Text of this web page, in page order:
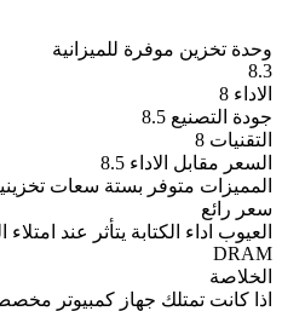
وحدة تخزين موفرة للميزانية
8.3
الاداء 8
جودة التصنيع 8.5
التقنيات 8
السعر مقابل الاداء 8.5
المميزات متوفر بستة سعات
سعر رائع
العيوب اداء الكتابة يتأثر عند امتلاء
DRAM
الخلاصة
اذا كانت تمتلك جهاز كمبيوتر